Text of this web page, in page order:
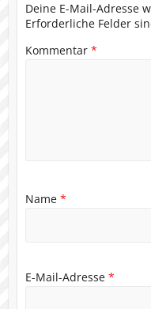
Deine E-Mail-Adresse
Erforderliche Felder
Kommentar *
Name *
E-Mail-Adresse *